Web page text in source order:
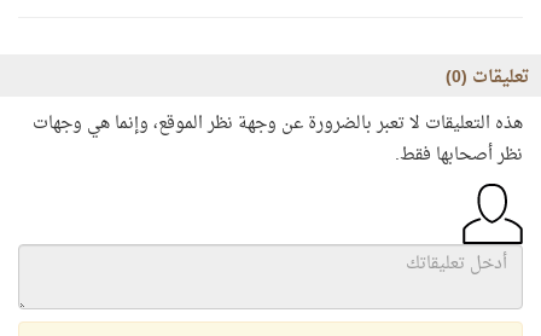
تعليقات (0
)
هذه التعليقات لا تعبر بالضرورة عن وجهة نظر الموقع، وإنما هي وجهات
نظر أصحابها فقط.